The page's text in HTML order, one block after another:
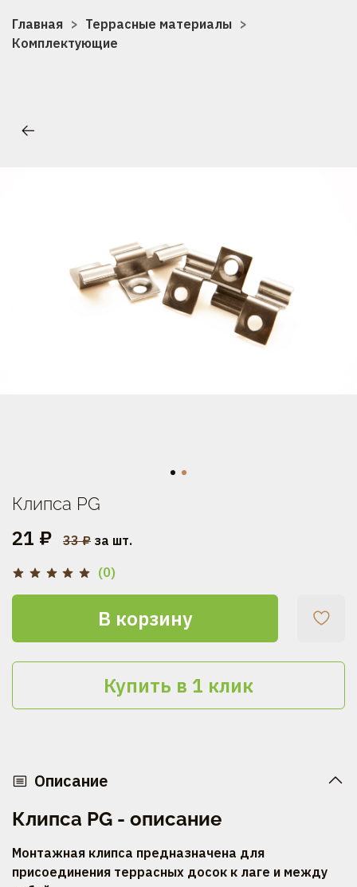
Главная
Террасные материалы
Комплектующие
(0)
Клипса PG
21 ₽ 33 ₽ за шт.
В корзину
Купить в 1 клик
Описание
Клипса PG - описание
Монтажная клипса предназначена для
присоединения террасных досок к лаге и между